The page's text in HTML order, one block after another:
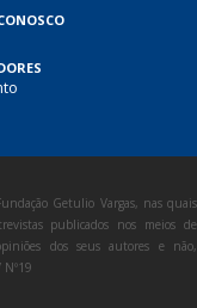
Getulio Vargas, nas quais
publicados nos meios de
dos seus autores e não,